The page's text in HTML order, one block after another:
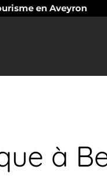
en Aveyron
à